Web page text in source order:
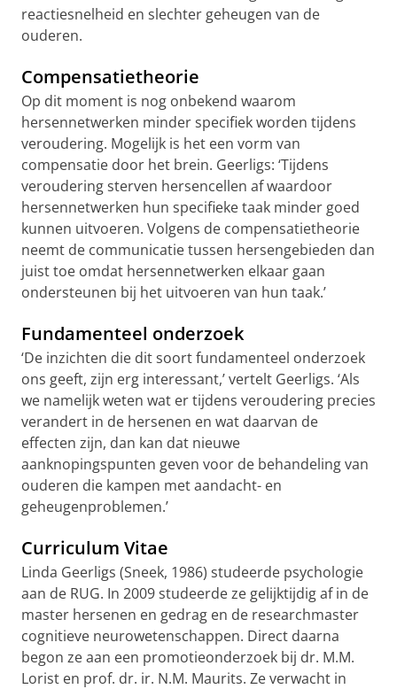
reactiesnelheid en slechter geheugen van de
ouderen.
Compensatietheorie
Op dit moment is nog onbekend waarom
hersennetwerken minder specifiek worden tijdens
veroudering. Mogelijk is het een vorm van
compensatie door het brein. Geerligs: ‘Tijdens
veroudering sterven hersencellen af waardoor
hersennetwerken hun specifieke taak minder goed
kunnen uitvoeren. Volgens de compensatietheorie
neemt de communicatie tussen hersengebieden dan
juist toe omdat hersennetwerken elkaar gaan
ondersteunen bij het uitvoeren van hun taak.’
Fundamenteel onderzoek
‘De inzichten die dit soort fundamenteel onderzoek
ons geeft, zijn erg interessant,’ vertelt Geerligs. ‘Als
we namelijk weten wat er tijdens veroudering precies
verandert in de hersenen en wat daarvan de
effecten zijn, dan kan dat nieuwe
aanknopingspunten geven voor de behandeling van
ouderen die kampen met aandacht- en
geheugenproblemen.’
Curriculum Vitae
Linda Geerligs (Sneek, 1986) studeerde psychologie
aan de RUG. In 2009 studeerde ze gelijktijdig af in de
master hersenen en gedrag en de researchmaster
cognitieve neurowetenschappen. Direct daarna
begon ze aan een promotieonderzoek bij dr. M.M.
Lorist en prof. dr. ir. N.M. Maurits. Ze verwacht in